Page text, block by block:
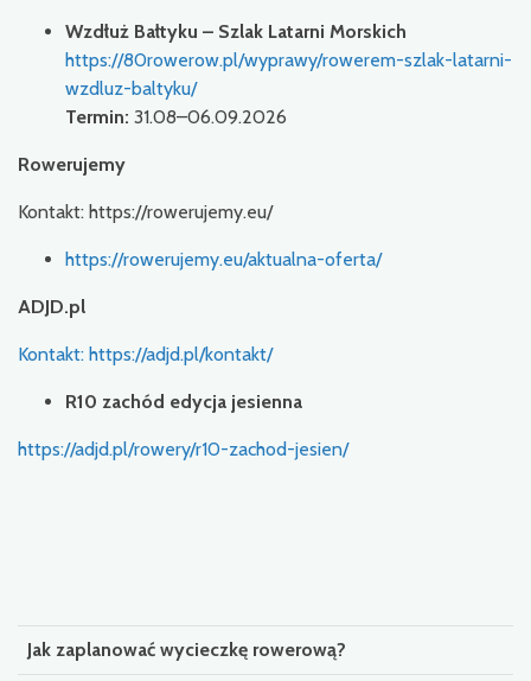
Wzdłuż Bałtyku – Szlak Latarni Morskich
https://80rowerow.pl/wyprawy/rowerem-szlak-latarni-
wzdluz-baltyku/
Termin: 31.08–06.09.2026
Rowerujemy
Kontakt: https://rowerujemy.eu/
https://rowerujemy.eu/aktualna-oferta/
ADJD.pl
Kontakt: https://adjd.pl/kontakt/
R10 zachód edycja jesienna
https://adjd.pl/rowery/r10-zachod-jesien/
Jak zaplanować wycieczkę rowerową?